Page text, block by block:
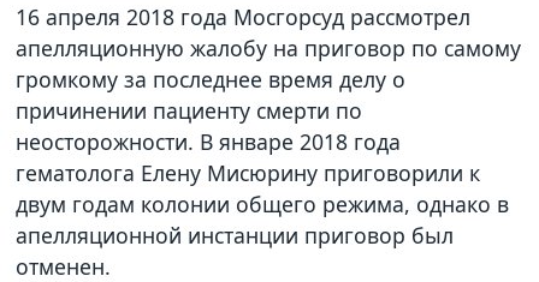
16 апреля 2018 года Мосгорсуд рассмотрел
апелляционную жалобу на приговор по самому
громкому за последнее время делу о
причинении пациенту смерти по
неосторожности. В январе 2018 года
гематолога Елену Мисюрину приговорили к
двум годам колонии общего режима, однако в
апелляционной инстанции приговор был
отменен.